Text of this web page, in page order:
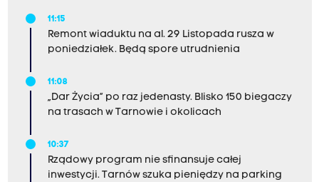
11:15
Remont wiaduktu na al. 29 Listopada rusza w
poniedziałek. Będą spore utrudnienia
11:08
„Dar Życia” po raz jedenasty. Blisko 150 biegaczy
na trasach w Tarnowie i okolicach
10:37
Rządowy program nie sfinansuje całej
inwestycji. Tarnów szuka pieniędzy na parking